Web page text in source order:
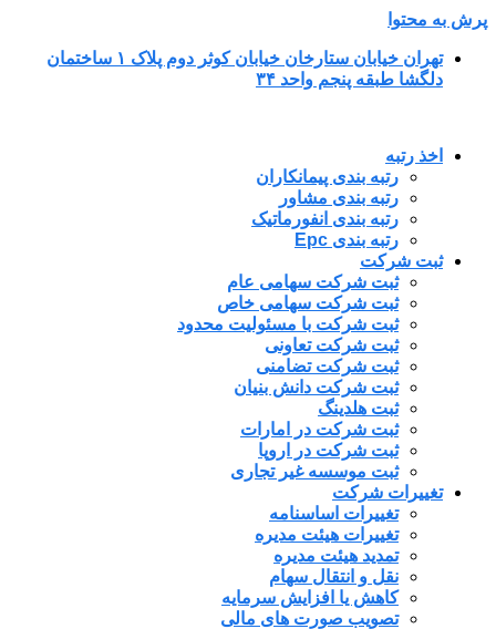
پرش به محتوا
تهران خیابان ستارخان خیابان کوثر دوم پلاک ۱ ساختمان
دلگشا طبقه پنجم واحد ۳۴
اخذ رتبه
رتبه بندی پیمانکاران
رتبه بندی مشاور
رتبه بندی انفورماتیک
رتبه بندی Epc
ثبت شرکت
ثبت شرکت سهامی عام
ثبت شرکت سهامی خاص
ثبت شرکت با مسئولیت محدود
ثبت شرکت تعاونی
ثبت شرکت تضامنی
ثبت شرکت دانش بنیان
ثبت هلدینگ
ثبت شرکت در امارات
ثبت شرکت در اروپا
ثبت موسسه غیر تجاری
تغییرات شرکت
تغییرات اساسنامه
تغییرات هیئت مدیره
تمدید هیئت مدیره
نقل و انتقال سهام
کاهش یا افزایش سرمایه
تصویب صورت های مالی